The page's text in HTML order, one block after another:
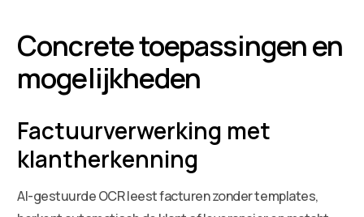
Concrete toepassingen en
mogelijkheden
Factuurverwerking met
klantherkenning
AI-gestuurde OCR leest facturen zonder templates,